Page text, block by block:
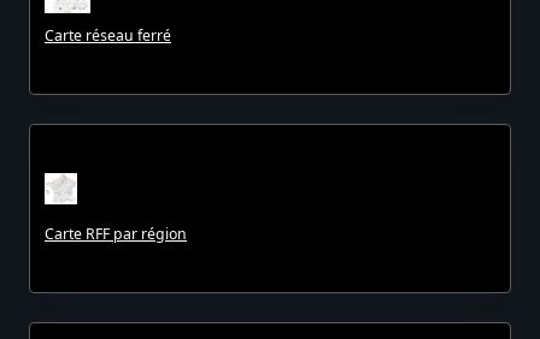
Carte réseau ferré
Carte RFF par région